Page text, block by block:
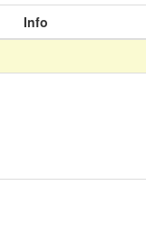
Info